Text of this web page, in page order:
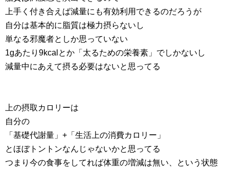
上手く付き合えば減量にも有効利用できるのだろうが
自分は基本的に脂質は極力摂らないし
単なる邪魔者としか思っていない
1gあたり9kcalとか「太るための栄養素」でしかないし
減量中にあえて摂る必要はないと思ってる
上の摂取カロリーは
自分の
「基礎代謝量」+「生活上の消費カロリー」
とほぼトントンなんじゃないかと思ってる
つまり今の食事をしてれば体重の増減は無い、という状態